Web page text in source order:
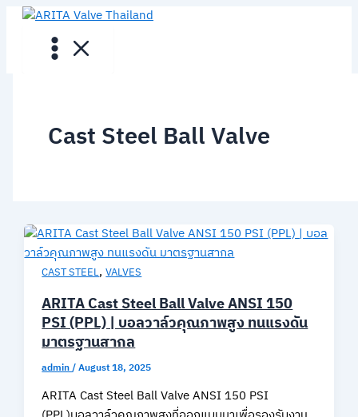
Skip
Cast Steel Ball Valve
CAST STEEL,VALVES
ARITA Cast Steel Ball Valve ANSI 150
PSI (PPL) | บอลวาล์วคุณภาพสูง ทนแรงดัน
มาตรฐานสากล
admin/August 18, 2025
ARITA Cast Steel Ball Valve ANSI 150 PSI